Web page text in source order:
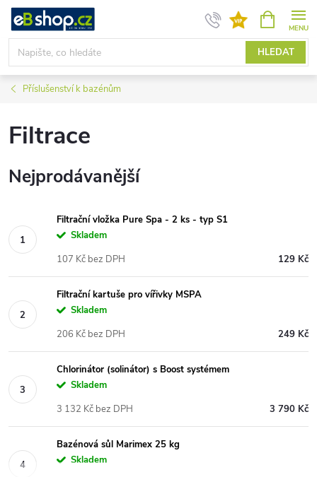
Přejít
obsah
HLEDAT
NÁKUPNÍ
KOŠÍK
Příslušenství k bazénům
Filtrace
Nejprodávanější
Filtrační vložka Pure Spa - 2 ks - typ S1
Skladem
129 Kč
107 Kč bez DPH
Filtrační kartuše pro vířivky MSPA
Skladem
249 Kč
206 Kč bez DPH
Chlorinátor (solinátor) s Boost systémem
Skladem
3 790 Kč
3 132 Kč bez DPH
Bazénová sůl Marimex 25 kg
Skladem